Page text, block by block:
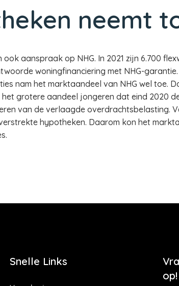
neemt
aanspraak op NHG. In 2021 zijn 6.700
woningfinanciering met NHG-
nam het marktaandeel van NHG wel toe.
grotere aandeel jongeren dat eind 2020
van de verlaagde overdrachtsbelasting.
hypotheken. Daarom kon het
Snelle Links
op!